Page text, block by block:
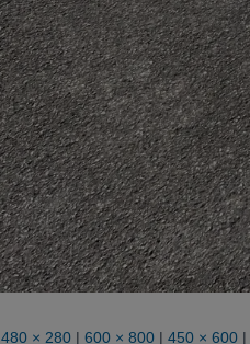
480 × 280 | 600 × 800 | 450 × 600 |